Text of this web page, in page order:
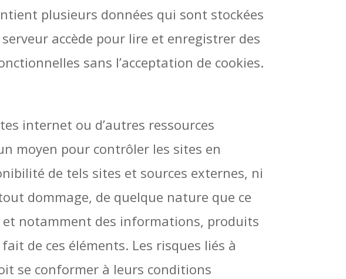
plusieurs données qui sont stockées
accède pour lire et enregistrer des
sans l’acceptation de cookies.
internet ou d’autres ressources
moyen pour contrôler les sites en
de tels sites et sources externes, ni
dommage, de quelque nature que ce
notamment des informations, produits
de ces éléments. Les risques liés à
se conformer à leurs conditions